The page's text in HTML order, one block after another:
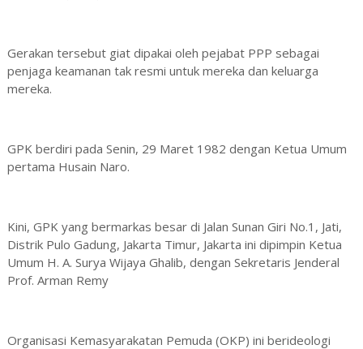
Gerakan tersebut giat dipakai oleh pejabat PPP sebagai
penjaga keamanan tak resmi untuk mereka dan keluarga
mereka.
GPK berdiri pada Senin, 29 Maret 1982 dengan Ketua Umum
pertama Husain Naro.
Kini, GPK yang bermarkas besar di Jalan Sunan Giri No.1, Jati,
Distrik Pulo Gadung, Jakarta Timur, Jakarta ini dipimpin Ketua
Umum H. A. Surya Wijaya Ghalib, dengan Sekretaris Jenderal
Prof. Arman Remy
Organisasi Kemasyarakatan Pemuda (OKP) ini berideologi